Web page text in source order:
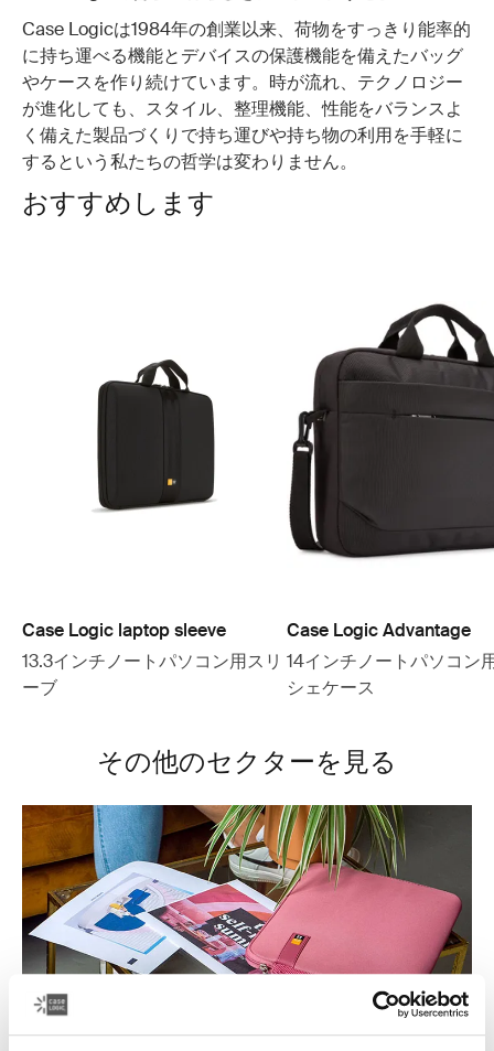
Case Logicは1984年の創業以来、荷物をすっきり能率的
に持ち運べる機能とデバイスの保護機能を備えたバッグ
やケースを作り続けています。時が流れ、テクノロジー
が進化しても、スタイル、整理機能、性能をバランスよ
く備えた製品づくりで持ち運びや持ち物の利用を手軽に
するという私たちの哲学は変わりません。
おすすめします
Case Logic laptop sleeve
13.3インチノートパソコン用スリ
ーブ
Case Logic Advantage
14インチノートパソコン
シェケース
その他のセクターを見る